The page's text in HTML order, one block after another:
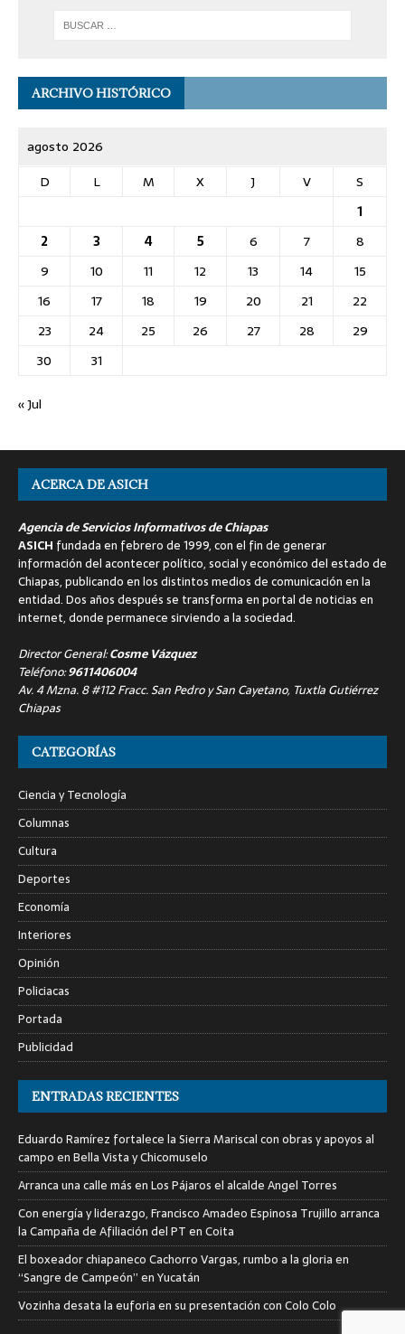
ARCHIVO HISTÓRICO
agosto 2026
D
L M X J V
S
1
2
3 4 5 6 7
8
9
10 11 12 13 14
15
16
17 18 19 20 21
22
23
24 25 26 27 28
29
30
31
« Jul
ACERCA DE ASICH
Agencia de Servicios Informativos de Chiapas
ASICH fundada en febrero de 1999, con el fin de generar
información del acontecer político, social y económico del estado de
Chiapas, publicando en los distintos medios de comunicación en la
entidad. Dos años después se transforma en portal de noticias en
internet, donde permanece sirviendo a la sociedad.
Director General:Cosme Vázquez
Teléfono:9611406004
Av. 4 Mzna. 8 #112 Fracc. San Pedro y San Cayetano, Tuxtla Gutiérrez
Chiapas
CATEGORÍAS
Ciencia y Tecnología
Columnas
Cultura
Deportes
Economía
Interiores
Opinión
Policiacas
Portada
Publicidad
ENTRADAS RECIENTES
Eduardo Ramírez fortalece la Sierra Mariscal con obras y apoyos al
campo en Bella Vista y Chicomuselo
Arranca una calle más en Los Pájaros el alcalde Angel Torres
Con energía y liderazgo, Francisco Amadeo Espinosa Trujillo arranca
la Campaña de Afiliación del PT en Coita
El boxeador chiapaneco Cachorro Vargas, rumbo a la gloria en
“Sangre de Campeón” en Yucatán
Vozinha desata la euforia en su presentación con Colo Colo